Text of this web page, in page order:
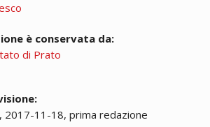
è conservata da:
di Prato
2017-11-18, prima redazione